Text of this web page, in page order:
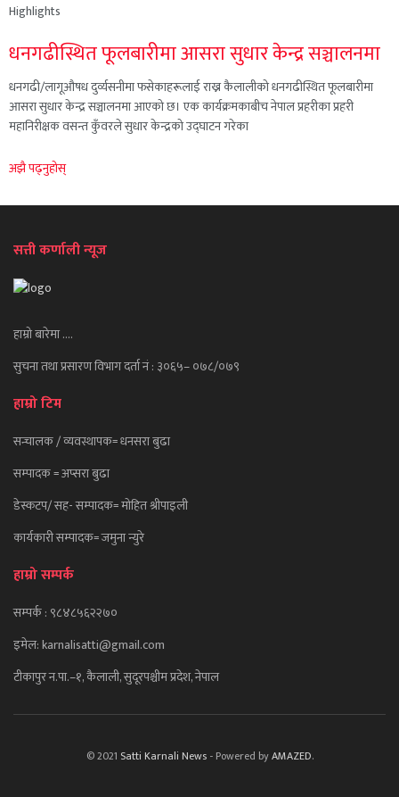
Highlights
धनगढीस्थित फूलबारीमा आसरा सुधार केन्द्र सञ्चालनमा
धनगढी/लागूऔषध दुर्व्यसनीमा फसेकाहरूलाई राख्न कैलालीको धनगढीस्थित फूलबारीमा
आसरा सुधार केन्द्र सञ्चालनमा आएको छ। एक कार्यक्रमकाबीच नेपाल प्रहरीका प्रहरी
महानिरीक्षक वसन्त कुँवरले सुधार केन्द्रको उद्घाटन गरेका
अझै पढ्नुहोस्
सत्ती कर्णाली न्यूज
हाम्रो बारेमा ….
सुचना तथा प्रसारण विभाग दर्ता नं : ३०६५– ०७८/०७९
हाम्रो टिम
सन्चालक / व्यवस्थापक= धनसरा बुढा
सम्पादक = अप्सरा बुढा
डेस्कटप/ सह- सम्पादक= माेहित श्रीपाइली
कार्यकारी सम्पादक= जमुना न्युरे
हाम्रो सम्पर्क
सम्पर्क : ९८४८५६२२७०
इमेल: karnalisatti@gmail.com
टीकापुर न.पा.–१, कैलाली, सुदूरपश्चीम प्रदेश, नेपाल
© 2021 Satti Karnali News- Powered byAMAZED.